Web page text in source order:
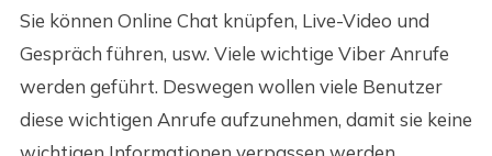
Sie können Online Chat knüpfen, Live-Video und
Gespräch führen, usw. Viele wichtige Viber Anrufe
werden geführt. Deswegen wollen viele Benutzer
diese wichtigen Anrufe aufzunehmen, damit sie keine